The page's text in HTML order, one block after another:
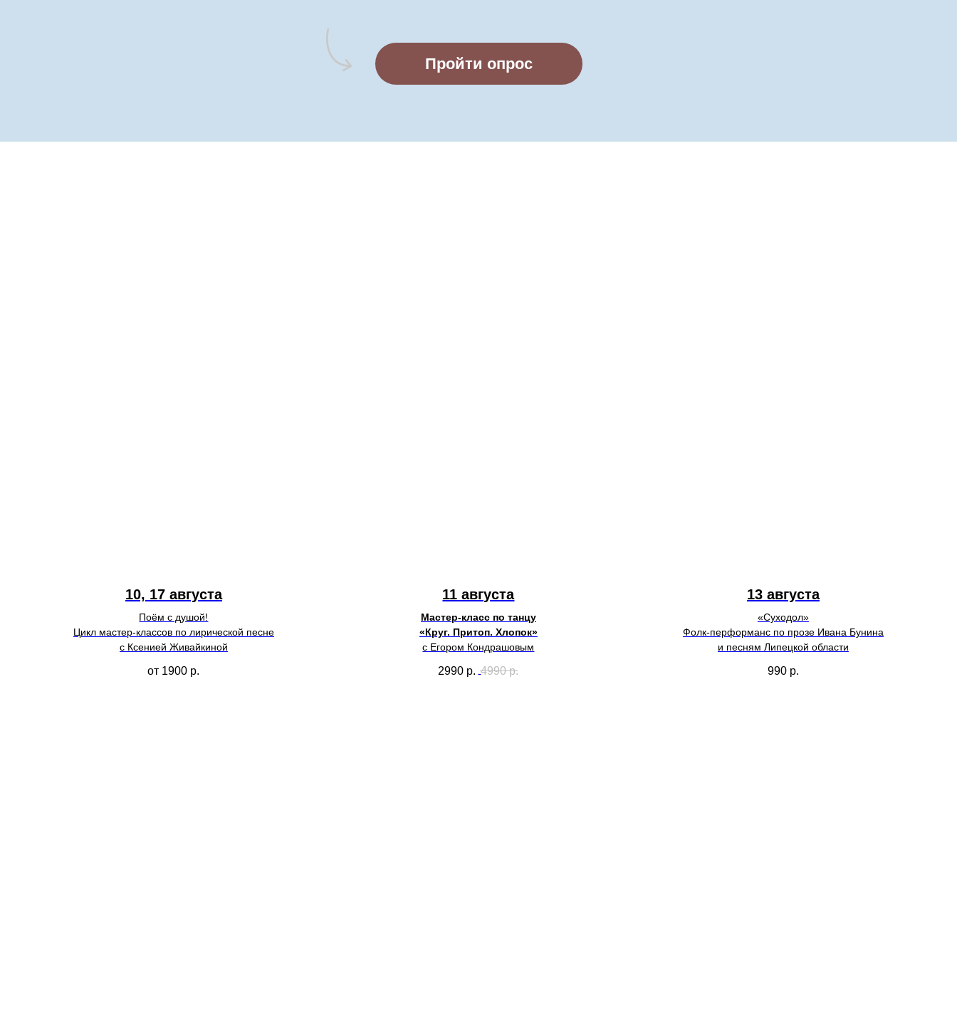
Пройти опрос
10, 17 августа
Поём с душой!
Цикл мастер-классов по лирической песне
с Ксенией Живайкиной
от 1900 р.
11 августа
Мастер-класс по танцу
«Круг. Притоп. Хлопок»
с Егором Кондрашовым
2990 р. 4990 р.
13 августа
«Суходол»
Фолк-перформанс по прозе Ивана Бунина
и песням Липецкой области
990 р.